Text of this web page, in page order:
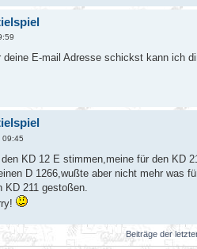
deine E-mail Adresse schickst kann ich
09:45
KD 12 E stimmen,meine für den KD
D 1266,wußte aber nicht mehr was
211 gestoßen.
Beiträge der